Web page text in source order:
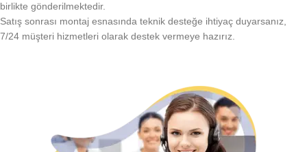
birlikte gönderilmektedir.
Satış sonrası montaj esnasında teknik desteğe ihtiyaç duyarsanız,
7/24 müşteri hizmetleri olarak destek vermeye hazırız.